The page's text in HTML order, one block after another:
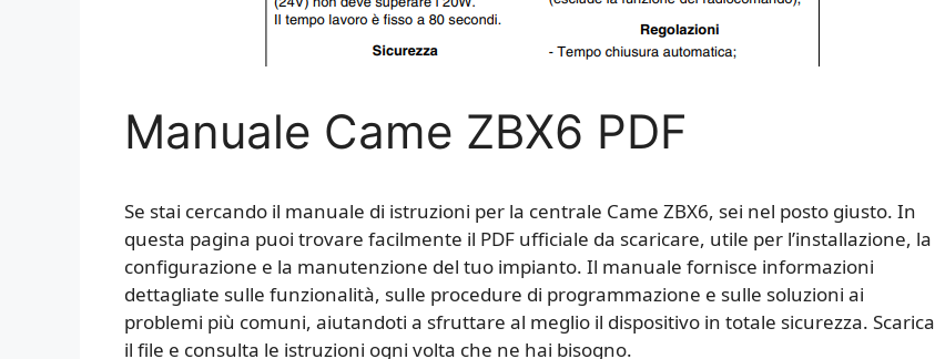
Manuale Came ZBX6 PDF
Se stai cercando il manuale di istruzioni per la centrale Came ZBX6, sei nel posto giusto. In
questa pagina puoi trovare facilmente il PDF ufficiale da scaricare, utile per l’installazione, la
configurazione e la manutenzione del tuo impianto. Il manuale fornisce informazioni
dettagliate sulle funzionalità, sulle procedure di programmazione e sulle soluzioni ai
problemi più comuni, aiutandoti a sfruttare al meglio il dispositivo in totale sicurezza. Scarica
il file e consulta le istruzioni ogni volta che ne hai bisogno.